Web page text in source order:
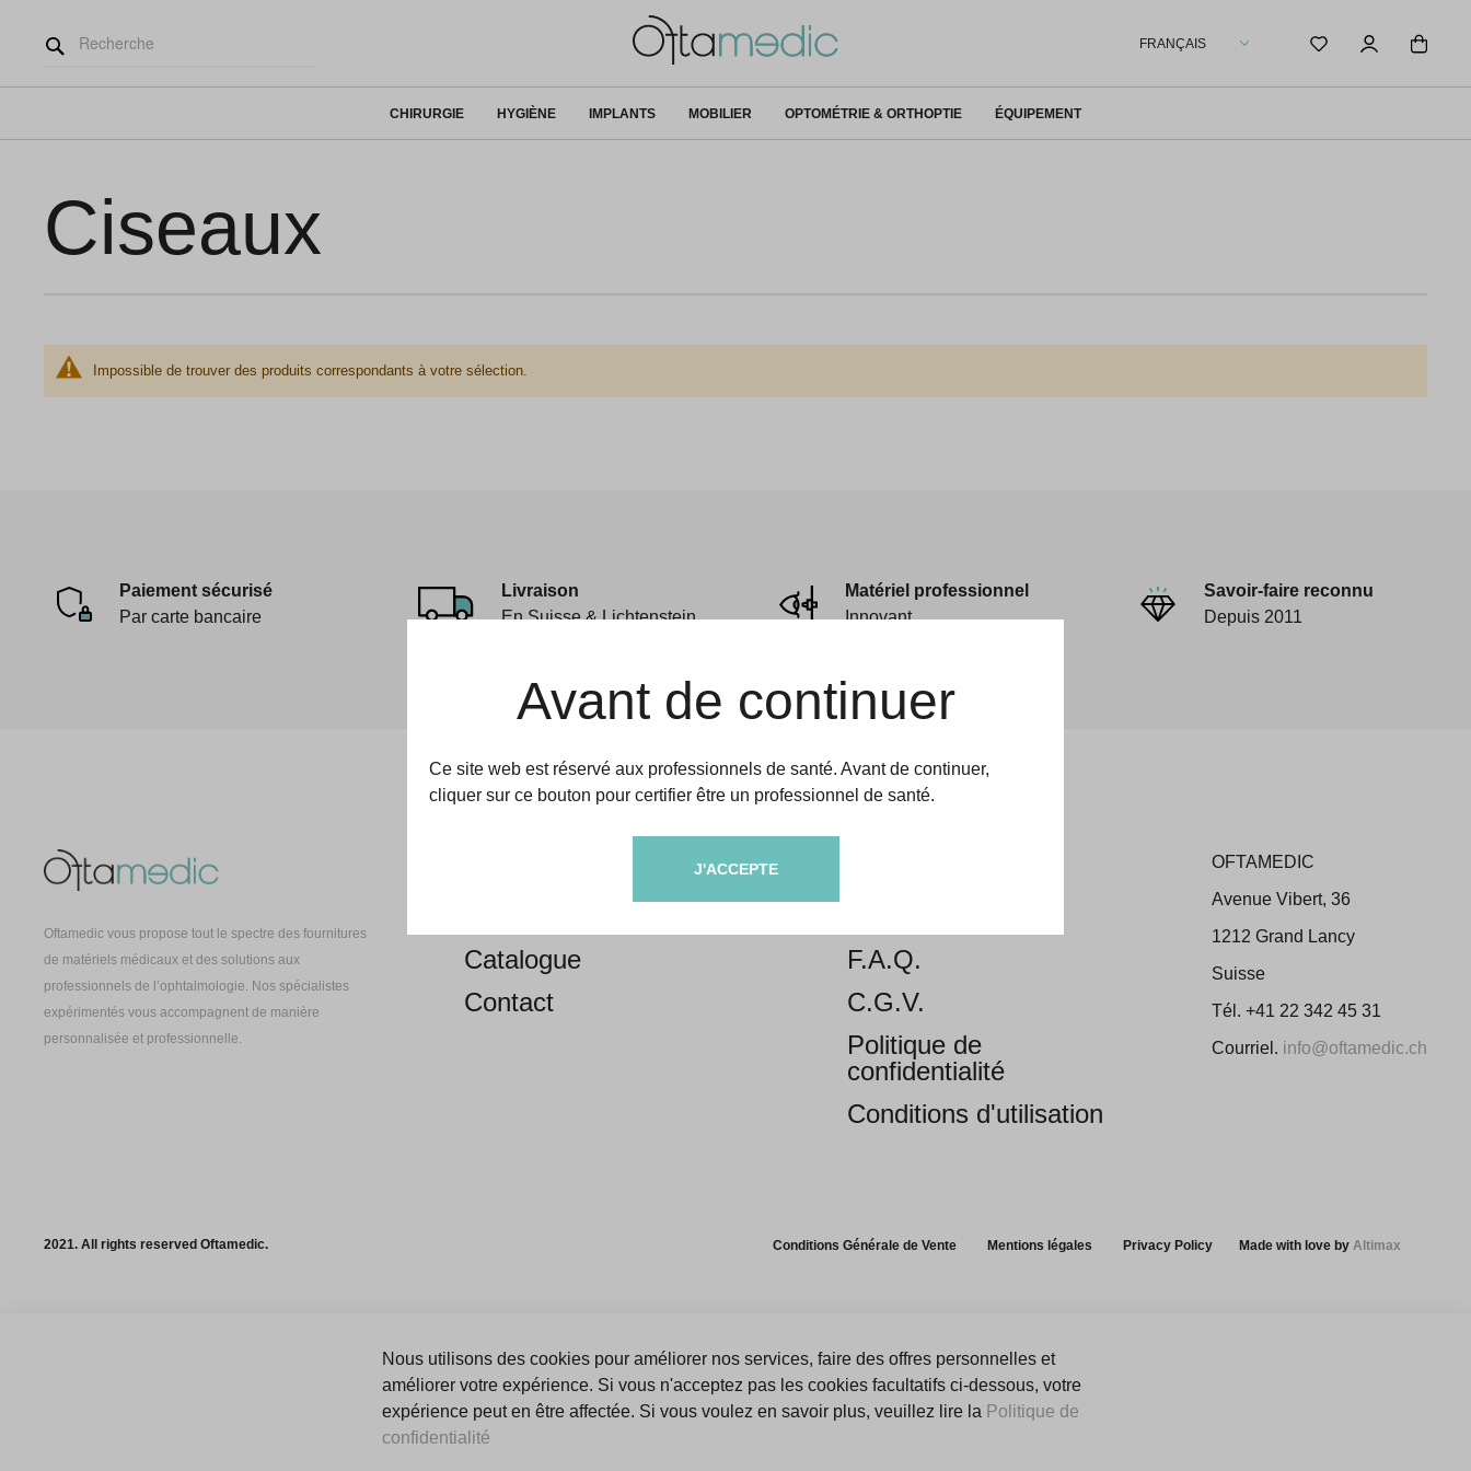
FRANÇAIS
CHIRURGIE HYGIÈNE IMPLANTS MOBILIER OPTOMÉTRIE & ORTHOPTIE ÉQUIPEMENT
Ciseaux
Impossible de trouver des produits correspondants à votre sélection.
Avant de continuer
Ce site web est réservé aux professionnels de santé. Avant de continuer,
cliquer sur ce bouton pour certifier être un professionnel de santé.
J'ACCEPTE
Paiement sécurisé
Par carte bancaire
Livraison
En Suisse & Lichtenstein
Matériel professionnel
Innovant
Savoir-faire reconnu
Depuis 2011
Oftamedic vous propose tout le spectre des fournitures
de matériels médicaux et des solutions aux
professionnels de l’ophtalmologie. Nos spécialistes
expérimentés vous accompagnent de manière
personnalisée et professionnelle.
Catalogue
Contact
F.A.Q.
C.G.V.
Politique de
confidentialité
Conditions d'utilisation
OFTAMEDIC
Avenue Vibert, 36
1212 Grand Lancy
Suisse
Tél. +41 22 342 45 31
Courriel. info@oftamedic.ch
2021. All rights reserved Oftamedic. Conditions Générale de Vente Mentions légales Privacy Policy Made with love by Altimax
Nous utilisons des cookies pour améliorer nos services, faire des offres personnelles et
améliorer votre expérience. Si vous n'acceptez pas les cookies facultatifs ci-dessous, votre
expérience peut en être affectée. Si vous voulez en savoir plus, veuillez lire la Politique de
confidentialité